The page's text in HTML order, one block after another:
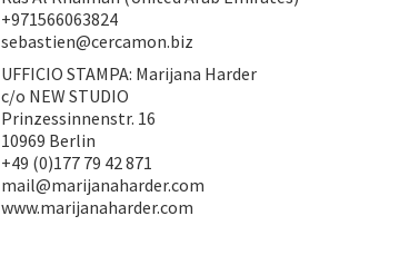
+971566063824
sebastien@cercamon.biz
UFFICIO STAMPA: Marijana Harder
c/o NEW STUDIO
Prinzessinnenstr. 16
10969 Berlin
+49 (0)177 79 42 871
mail@marijanaharder.com
www.marijanaharder.com